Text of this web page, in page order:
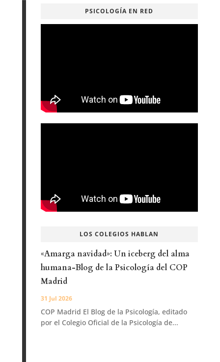
PSICOLOGÍA EN RED
LOS COLEGIOS HABLAN
«Amarga navidad»: Un iceberg del alma
humana-Blog de la Psicología del COP
Madrid
31 Jul 2026
COP Madrid El Blog de la Psicología, editado
por el Colegio Oficial de la Psicología de...